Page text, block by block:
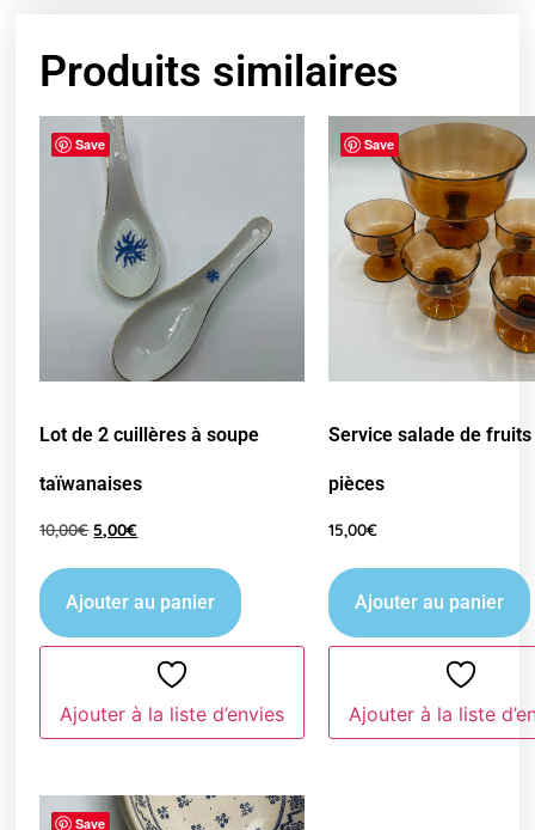
Produits similaires
Save
Lot de 2 cuillères à soupe
taïwanaises
10,00€ 5,00€
Ajouter au panier
Ajouter à la liste d’envies
Save
Service salade de
pièces
15,00€
Ajouter au panier
Ajouter à la liste
Save